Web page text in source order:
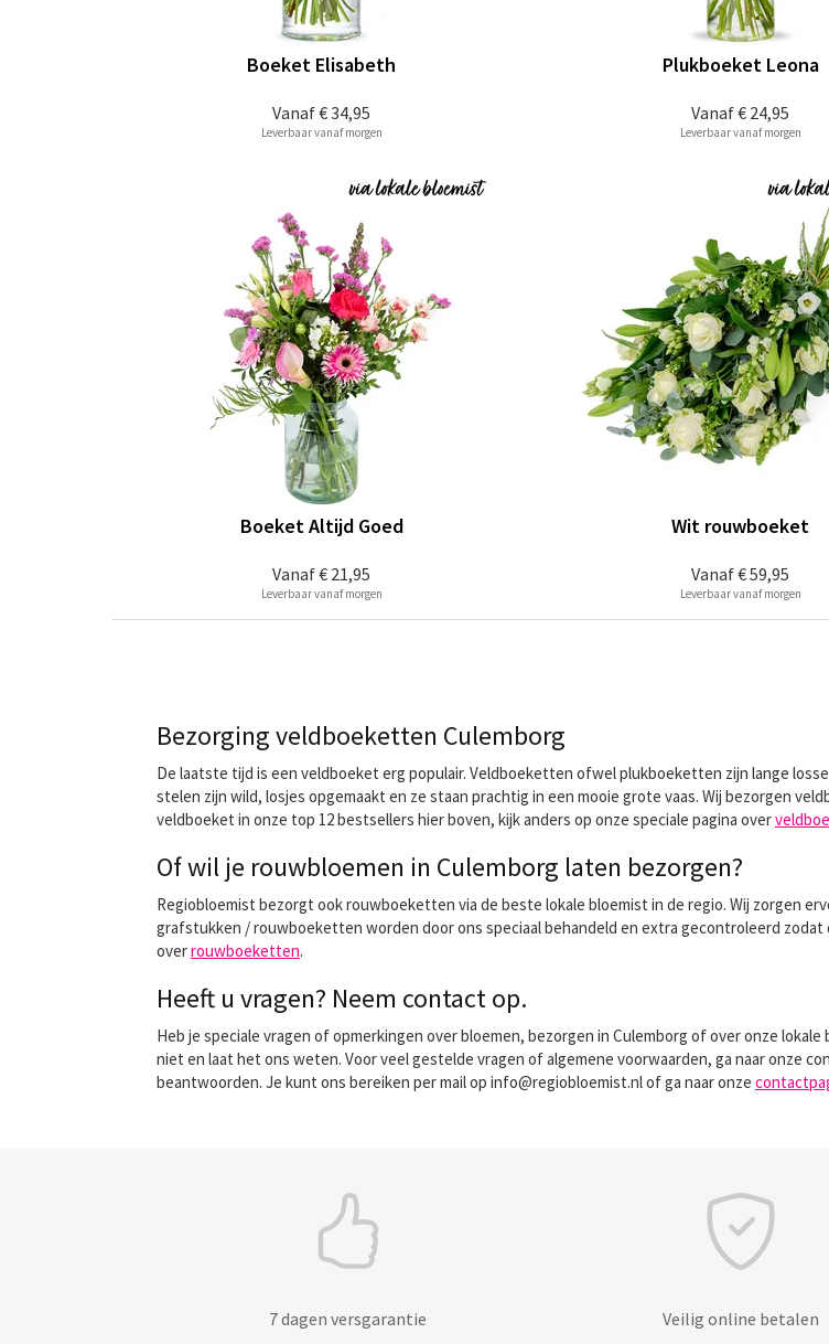
Vanaf€ 34,95
Boeket Elisabeth
Leverbaar vanaf morgen
Vanaf€ 24,95
Plukboeket Leona
Leverbaar vanaf morgen
Vanaf€ 21,95
Boeket Altijd Goed
Leverbaar vanaf morgen
Vanaf€ 59,95
Wit rouwboeket
Leverbaar vanaf morgen
Bezorging veldboeketten Culemborg
De laatste tijd is een veldboeket erg populair. Veldboeketten ofwel plukboeketten zijn lange
stelen zijn wild, losjes opgemaakt en ze staan prachtig in een mooie grote vaas. Wij bezorgen
veldboeket in onze top 12 bestsellers hier boven, kijk anders op onze speciale pagina over
Of wil je rouwbloemen in Culemborg laten bezorgen?
Regiobloemist bezorgt ook rouwboeketten via de beste lokale bloemist in de regio. Wij zorgen
grafstukken / rouwboeketten worden door ons speciaal behandeld en extra gecontroleerd zodat
overrouwboeketten.
Heeft u vragen? Neem contact op.
Heb je speciale vragen of opmerkingen over bloemen, bezorgen in Culemborg of over onze
niet en laat het ons weten. Voor veel gestelde vragen of algemene voorwaarden, ga naar onze
beantwoorden. Je kunt ons bereiken per mail op info@regiobloemist.nl of ga naar onze
7 dagen versgarantie Veilig online betalen